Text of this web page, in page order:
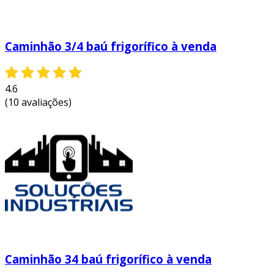
Caminhão 3/4 baú frigorífico à venda
4.6
(10 avaliações)
Caminhão 34 baú frigorífico à venda